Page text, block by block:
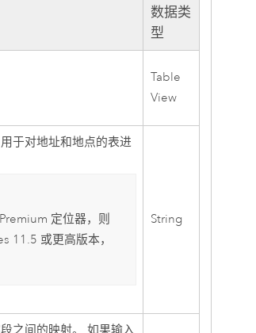
数据类
型
Table
View
于对地址和地点的表进
定位器，则
11.5 或更高版本，
String
之间的映射。 如果输入